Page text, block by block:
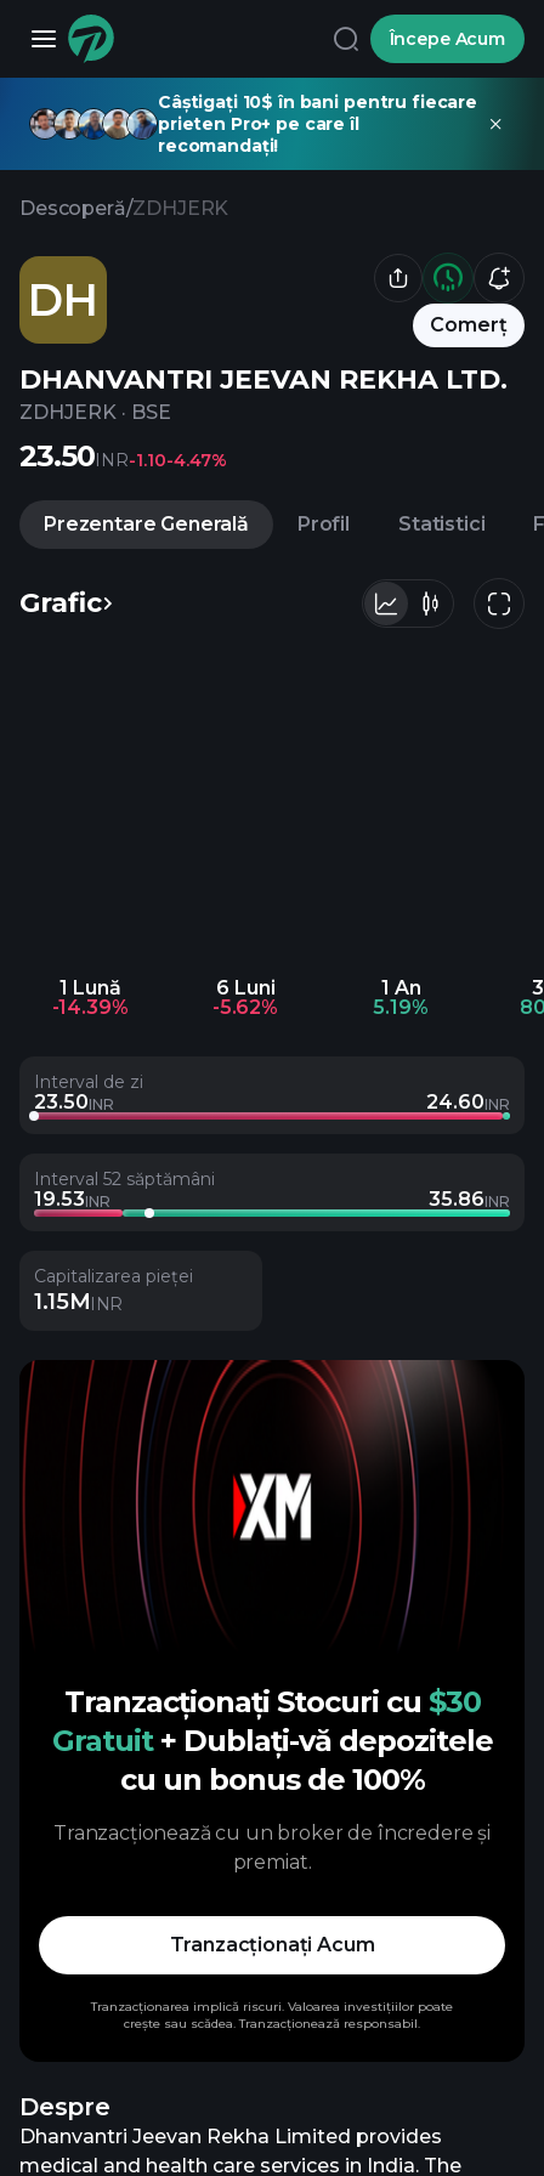
Începe Acum
Câștigați 10$ în bani pentru fiecare
prieten Pro+ pe care îl
recomandați!
Descoperă/ZDHJERK
DH Comerț
DHANVANTRI JEEVAN REKHA LTD.
ZDHJERK · BSE
23.50INR-1.10-4.47%
Prezentare Generală Profil Statistici
Grafic
1 Lună
-14.39%
6 Luni
-5.62%
1 An
5.19%
Interval de zi
23.50INR 24.60INR
Interval 52 săptămâni
19.53INR 35.86INR
Capitalizarea pieței
1.15MINR
Despre
Dhanvantri Jeevan Rekha Limited provides
medical and health care services in India. The
Tranzacționați Stocuri cu $30
Gratuit + Dublați-vă depozitele
cu un bonus de 100%
Tranzacționează cu un broker de încredere și
premiat.
Tranzacționați Acum
Tranzacționarea implică riscuri. Valoarea investițiilor poate
crește sau scădea. Tranzacționează responsabil.